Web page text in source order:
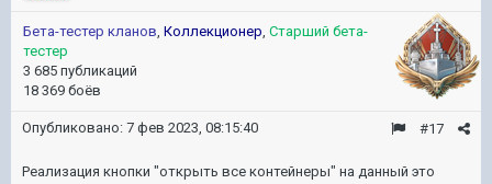
Бета-тестер кланов, Коллекционер, Старший бета-
тестер
3 685 публикаций
18 369 боёв
#17
Опубликовано: 7 фев 2023, 08:15:40
Реализация кнопки "открыть все контейнеры" на данный это